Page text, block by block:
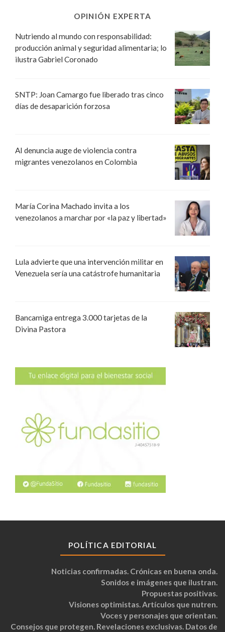
OPINIÓN EXPERTA
Nutriendo al mundo con responsabilidad:
producción animal y seguridad alimentaria; lo
ilustra Gabriel Coronado
SNTP: Joan Camargo fue liberado tras cinco
días de desaparición forzosa
AI denuncia auge de violencia contra
migrantes venezolanos en Colombia
María Corina Machado invita a los
venezolanos a marchar por «la paz y libertad»
Lula advierte que una intervención militar en
Venezuela sería una catástrofe humanitaria
Bancamiga entrega 3.000 tarjetas de la
Divina Pastora
POLÍTICA EDITORIAL
Noticias confirmadas. Crónicas en buena onda.
Sonidos e imágenes que ilustran.
Propuestas positivas.
Visiones optimistas. Artículos que nutren.
Voces y personajes que orientan.
Consejos que protegen. Revelaciones exclusivas. Datos de